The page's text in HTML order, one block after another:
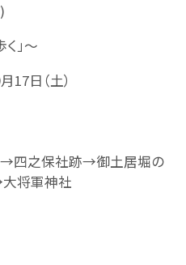
」～
日（土）
之保社跡→御土居堀の
将軍神社